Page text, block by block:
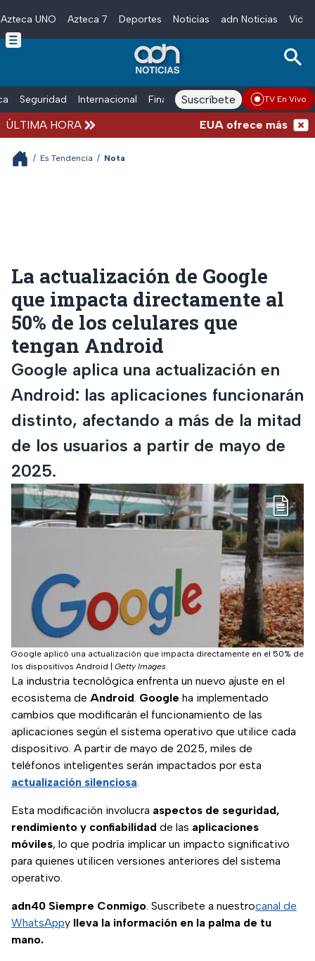
Skip to main content
Azteca UNO Azteca 7 Deportes Noticias adn Noticias
Seguridad Internacional Finanzas adn Noticias Radio
Suscríbete TV En Vivo
ÚLTIMA HORA EUA ofrece más de
/ Es Tendencia / Nota
La actualización de Google
que impacta directamente al
50% de los celulares que
tengan Android
Google aplica una actualización en
Android: las aplicaciones funcionarán
distinto, afectando a más de la mitad
de los usuarios a partir de mayo de
2025.
Google aplicó una actualización que impacta directamente en el 50% de
los dispositivos Android
Getty Images
La industria tecnológica enfrenta un nuevo ajuste en el
ecosistema de Android. Google ha implementado
cambios que modificarán el funcionamiento de las
aplicaciones según el sistema operativo que utilice cada
dispositivo. A partir de mayo de 2025, miles de
teléfonos inteligentes serán impactados por esta
actualización silenciosa.
Esta modificación involucra aspectos de seguridad,
rendimiento y confiabilidad de las aplicaciones
móviles, lo que podría implicar un impacto significativo
para quienes utilicen versiones anteriores del sistema
operativo.
adn40 Siempre Conmigo. Suscríbete a nuestrocanal de
WhatsAppy lleva la información en la palma de tu
mano.